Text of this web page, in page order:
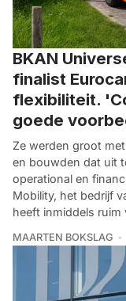
BKAN
finalist
flexibiliteit.
goede
Ze werden groot
en bouwden dat uit
operational en
Mobility, het bedrijf
heeft inmiddels ruim
MAARTEN BOKSLAG